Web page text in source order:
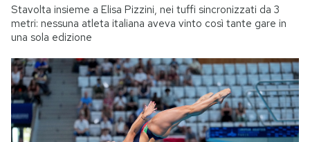
Stavolta insieme a Elisa Pizzini, nei tuffi sincronizzati da 3
metri: nessuna atleta italiana aveva vinto così tante gare in
una sola edizione